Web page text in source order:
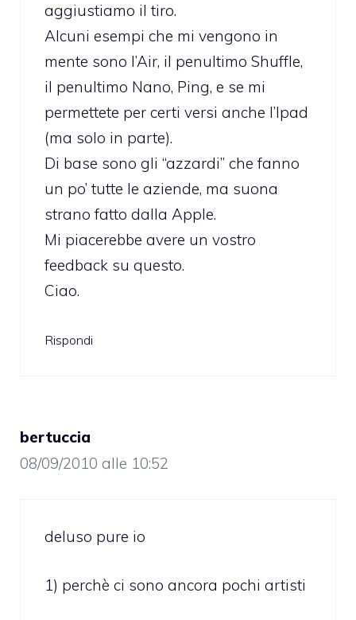
aggiustiamo il tiro.
Alcuni esempi che mi vengono in
mente sono l’Air, il penultimo Shuffle,
il penultimo Nano, Ping, e se mi
permettete per certi versi anche l’Ipad
(ma solo in parte).
Di base sono gli “azzardi” che fanno
un po’ tutte le aziende, ma suona
strano fatto dalla Apple.
Mi piacerebbe avere un vostro
feedback su questo.
Ciao.
Rispondi
bertuccia
08/09/2010 alle 10:52
deluso pure io
1) perchè ci sono ancora pochi artisti